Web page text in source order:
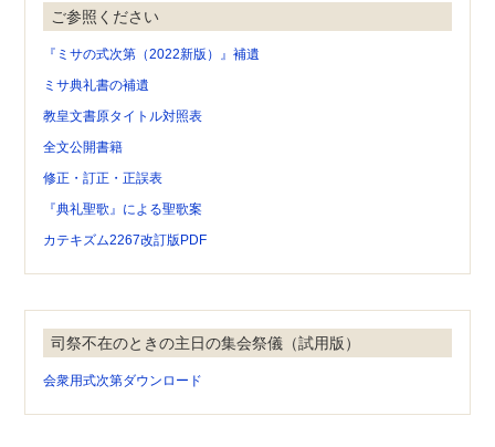
ご参照ください
『ミサの式次第（2022新版）』補遺
ミサ典礼書の補遺
教皇文書原タイトル対照表
全文公開書籍
修正・訂正・正誤表
『典礼聖歌』による聖歌案
カテキズム2267改訂版PDF
司祭不在のときの主日の集会祭儀（試用版）
会衆用式次第ダウンロード